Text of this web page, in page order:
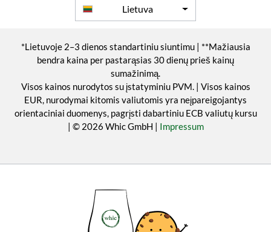
Lietuva
*Lietuvoje 2–3 dienos standartiniu siuntimu | **Mažiausia
bendra kaina per pastarąsias 30 dienų prieš kainų
sumažinimą.
Visos kainos nurodytos su įstatyminiu PVM. | Visos kainos
EUR, nurodymai kitomis valiutomis yra neįpareigojantys
orientaciniai duomenys, pagrįsti dabartiniu ECB valiutų kursu
| © 2026 Whic GmbH | Impressum